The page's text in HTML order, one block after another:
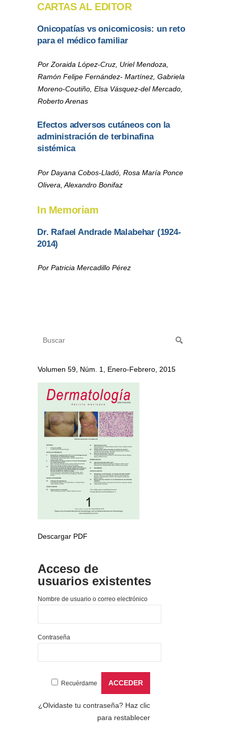
CARTAS AL EDITOR
Onicopatías vs onicomicosis: un reto
para el médico familiar
Por Zoraida López-Cruz, Uriel Mendoza,
Ramón Felipe Fernández- Martínez, Gabriela
Moreno-Coutiño, Elsa Vásquez-del Mercado,
Roberto Arenas
Efectos adversos cutáneos con la
administración de terbinafina
sistémica
Por Dayana Cobos-Lladó, Rosa María Ponce
Olivera, Alexandro Bonifaz
In Memoriam
Dr. Rafael Andrade Malabehar (1924-
2014)
Por Patricia Mercadillo Pérez
Volumen 59, Núm. 1, Enero-Febrero, 2015
Descargar PDF
Acceso de
usuarios existentes
Nombre de usuario o correo electrónico
Contraseña
Recuérdame
¿Olvidaste tu contraseña? Haz clic
para restablecer